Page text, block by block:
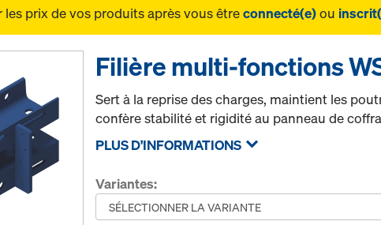
prix de vos produits après vous êtreconnecté(e)ou
Filière multi-fonctions
Sert à la reprise des charges, maintient les
confère stabilité et rigidité au panneau de
PLUS D'INFORMATIONS
Variantes: